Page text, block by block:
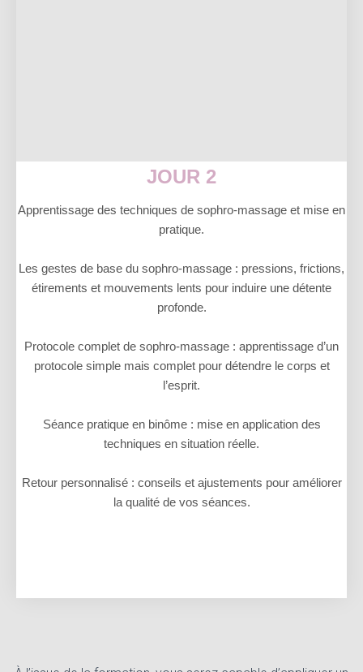
JOUR 2
Apprentissage des techniques de sophro-massage et mise en
pratique.
Les gestes de base du sophro-massage : pressions, frictions,
étirements et mouvements lents pour induire une détente
profonde.
Protocole complet de sophro-massage : apprentissage d’un
protocole simple mais complet pour détendre le corps et
l’esprit.
Séance pratique en binôme : mise en application des
techniques en situation réelle.
Retour personnalisé : conseils et ajustements pour améliorer
la qualité de vos séances.